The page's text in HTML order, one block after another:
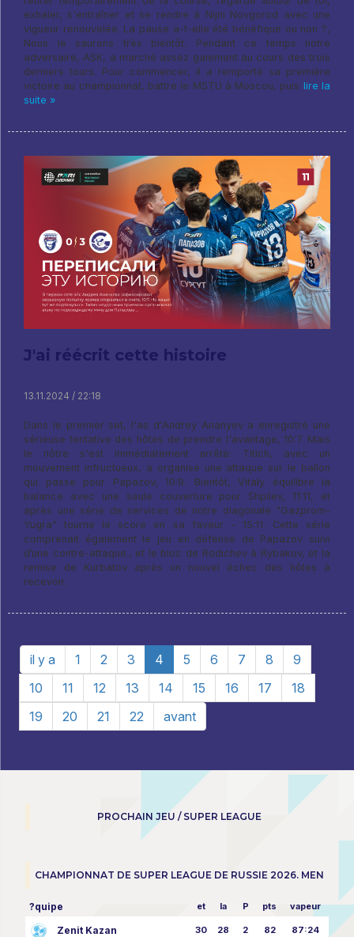
exhaler, s'entraîner et se rendre à Nijni Novgorod avec une
vigueur renouvelée. La pause a-t-elle été bénéfique ou non ?,
Nous le saurons très bientôt. Pendant ce temps notre
adversaire, ASK, a marché assez gaiement au cours des trois
derniers tours. Pour commencer, il a remporté sa première
victoire au championnat, battre le MSTU à Moscou, puis lire la
suite »
J'ai réécrit cette histoire
13.11.2024 / 22:18
Dans le premier set, l'as d'Andrey Ananyev a enregistré une
sérieuse tentative des hôtes de prendre l'avantage, 10:7. Mais
le nôtre s'est immédiatement arrêté: Titich, avec un
mouvement infructueux, a organisé une attaque sur le ballon
qui passe pour Papazov, 10:9. Bientôt, Vitaly équilibre la
balance avec une seule couverture pour Shpilev, 11:11, et
après une série de services de notre diagonale "Gazprom-
Yugra" tourne le score en sa faveur - 15:11. Cette série
comprenait également le jeu en défense de Papazov suivi
d’une contre-attaque., et le bloc de Rodichev à Rybakov, et la
remise de Kurbatov après un nouvel échec des hôtes à
recevoir.
il y a 1 2 3 4 5 6 7 8
9
10
11 12 13 14 15 16 17
18
19
20 21 22 avant
PROCHAIN JEU / SUPER LEAGUE
CHAMPIONNAT DE SUPER LEAGUE DE RUSSIE 2026. MEN
?quipe et la P pts vapeur
Zenit Kazan 30 28 2 82 87:24